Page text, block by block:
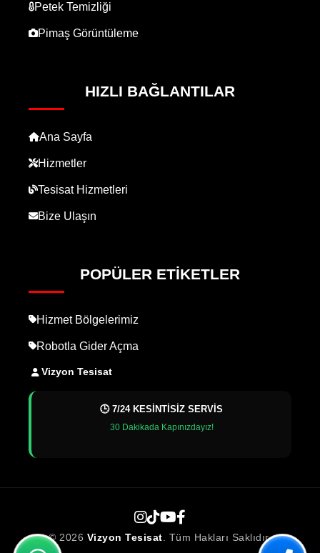
Petek Temizliği
Pimaş Görüntüleme
HIZLI BAĞLANTILAR
Ana Sayfa
Hizmetler
Tesisat Hizmetleri
Bize Ulaşın
POPÜLER ETIKETLER
Hizmet Bölgelerimiz
Robotla Gider Açma
Vizyon Tesisat
🕒 7/24 KESİNTİSİZ SERVİS
30 Dakikada Kapınızdayız!
© 2026 Vizyon Tesisat . Tüm Hakları Saklıdır.